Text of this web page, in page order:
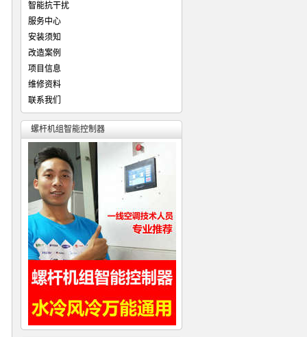
智能抗干扰
服务中心
安装须知
改造案例
项目信息
维修资料
联系我们
螺杆机组智能控制器